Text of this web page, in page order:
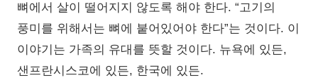
뼈에서 살이 떨어지지 않도록 해야 한다. “고기의
풍미를 위해서는 뼈에 붙어있어야 한다”는 것이다. 이
이야기는 가족의 유대를 뜻할 것이다. 뉴욕에 있든,
샌프란시스코에 있든, 한국에 있든.